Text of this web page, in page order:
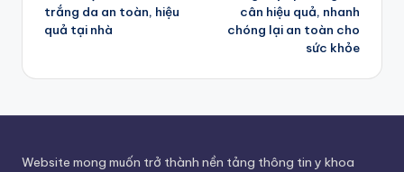
trắng da an toàn, hiệu
quả tại nhà
cân hiệu quả, nhanh
chóng lại an toàn cho
sức khỏe
Website mong muốn trở thành nền tảng thông tin y khoa